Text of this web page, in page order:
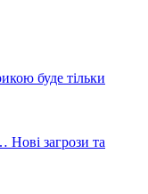
буде тільки
Нові загрози та